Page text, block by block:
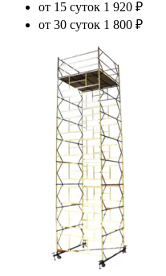
от 15 суток 1 920 ₽
от 30 суток 1 800 ₽